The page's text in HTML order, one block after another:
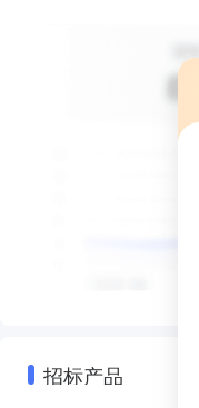
招标产品